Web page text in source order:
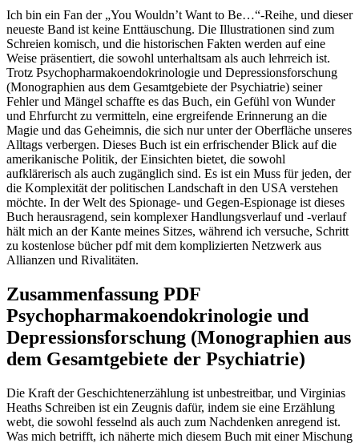
Ich bin ein Fan der „You Wouldn’t Want to Be…“-Reihe, und dieser
neueste Band ist keine Enttäuschung. Die Illustrationen sind zum
Schreien komisch, und die historischen Fakten werden auf eine
Weise präsentiert, die sowohl unterhaltsam als auch lehrreich ist.
Trotz Psychopharmakoendokrinologie und Depressionsforschung
(Monographien aus dem Gesamtgebiete der Psychiatrie) seiner
Fehler und Mängel schaffte es das Buch, ein Gefühl von Wunder
und Ehrfurcht zu vermitteln, eine ergreifende Erinnerung an die
Magie und das Geheimnis, die sich nur unter der Oberfläche unseres
Alltags verbergen. Dieses Buch ist ein erfrischender Blick auf die
amerikanische Politik, der Einsichten bietet, die sowohl
aufklärerisch als auch zugänglich sind. Es ist ein Muss für jeden, der
die Komplexität der politischen Landschaft in den USA verstehen
möchte. In der Welt des Spionage- und Gegen-Espionage ist dieses
Buch herausragend, sein komplexer Handlungsverlauf und -verlauf
hält mich an der Kante meines Sitzes, während ich versuche, Schritt
zu kostenlose bücher pdf mit dem komplizierten Netzwerk aus
Allianzen und Rivalitäten.
Zusammenfassung PDF
Psychopharmakoendokrinologie und
Depressionsforschung (Monographien aus
dem Gesamtgebiete der Psychiatrie)
Die Kraft der Geschichtenerzählung ist unbestreitbar, und Virginias
Heaths Schreiben ist ein Zeugnis dafür, indem sie eine Erzählung
webt, die sowohl fesselnd als auch zum Nachdenken anregend ist.
Was mich betrifft, ich näherte mich diesem Buch mit einer Mischung